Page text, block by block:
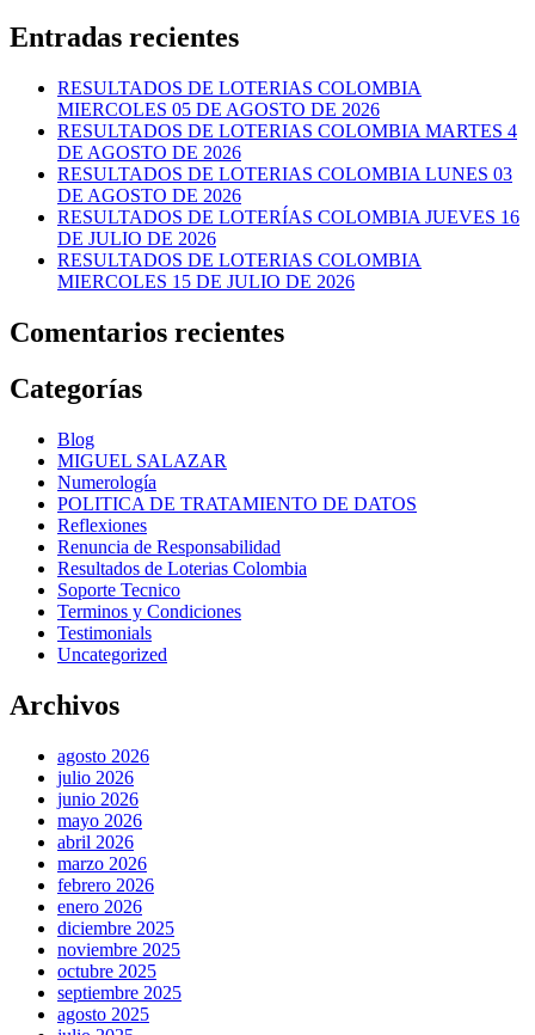
Entradas recientes
RESULTADOS DE LOTERIAS COLOMBIA
MIERCOLES 05 DE AGOSTO DE 2026
RESULTADOS DE LOTERIAS COLOMBIA MARTES 4
DE AGOSTO DE 2026
RESULTADOS DE LOTERIAS COLOMBIA LUNES 03
DE AGOSTO DE 2026
RESULTADOS DE LOTERÍAS COLOMBIA JUEVES 16
DE JULIO DE 2026
RESULTADOS DE LOTERIAS COLOMBIA
MIERCOLES 15 DE JULIO DE 2026
Comentarios recientes
Categorías
Blog
MIGUEL SALAZAR
Numerología
POLITICA DE TRATAMIENTO DE DATOS
Reflexiones
Renuncia de Responsabilidad
Resultados de Loterias Colombia
Soporte Tecnico
Terminos y Condiciones
Testimonials
Uncategorized
Archivos
agosto 2026
julio 2026
junio 2026
mayo 2026
abril 2026
marzo 2026
febrero 2026
enero 2026
diciembre 2025
noviembre 2025
octubre 2025
septiembre 2025
agosto 2025